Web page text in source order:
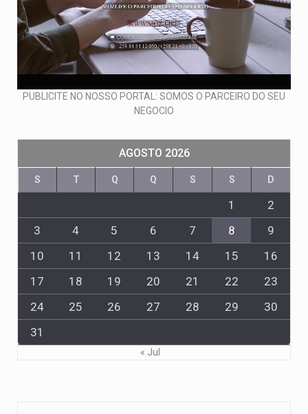
PUBLICITE NO NOSSO PORTAL: SOMOS O PARCEIRO DO SEU
NEGOCIO
AGOSTO 2026
S T Q Q S S D
1
2
3
4 5 6 7 8
9
10
11 12 13 14 15
16
17
18 19 20 21 22
23
24
25 26 27 28 29
30
31
« Jul